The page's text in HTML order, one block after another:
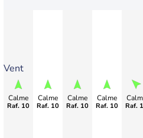
Vent
Calme
Raf. 10
Calme
Raf. 10
Calme
Raf. 10
Calme
Raf. 10 Raf.